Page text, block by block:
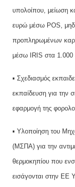
υπολοίπου, μείωση
ευρώ μέσω POS,
προπληρωμένων
μέσω IRIS στα 1.000
▪ Σχεδιασμός
εκπαίδευση για την
εφαρμογή της
▪ Υλοποίηση του
(ΜΣΠΑ) για την
θερμοκηπίου που
εισάγονται στην ΕΕ